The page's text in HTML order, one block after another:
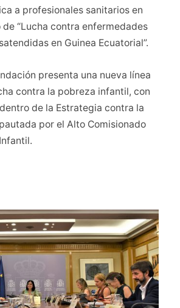
a profesionales sanitarios en
“Lucha contra enfermedades
en Guinea Ecuatorial”.
presenta una nueva línea
contra la pobreza infantil, con
de la Estrategia contra la
por el Alto Comisionado